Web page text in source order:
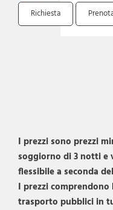
Richiesta
I prezzi sono prezzi
soggiorno di 3 notti e
flessibile a seconda
I prezzi
trasporto pubblici in